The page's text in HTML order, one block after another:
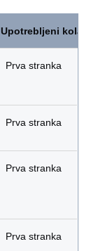
Upotrebljeni kolačići
Prva stranka
Prva stranka
Prva stranka
Prva stranka